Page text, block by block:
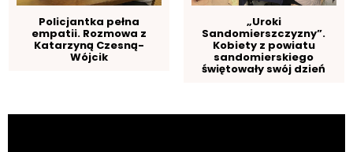
Policjantka pełna
empatii. Rozmowa z
Katarzyną Czesną-
Wójcik
„Uroki
Sandomierszczyzny”.
Kobiety z powiatu
sandomierskiego
świętowały swój dzień